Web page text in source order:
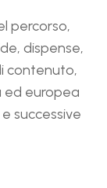
percorso,
dispense,
contenuto,
ed europea
e successive